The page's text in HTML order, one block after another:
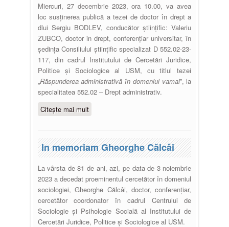
Miercuri, 27 decembrie 2023, ora 10.00, va avea
loc susţinerea publică a tezei de doctor în drept a
dlui Sergiu BODLEV, conducător ştiinţific: Valeriu
ZUBCO, doctor in drept, conferențiar universitar, în
şedinţa Consiliului ştiinţific specializat D 552.02-23-
117, din cadrul Institutului de Cercetări Juridice,
Politice şi Sociologice al USM, cu titlul tezei
„Răspunderea administrativă în domeniul vamal”, la
specialitatea 552.02 – Drept administrativ.
Citește mai multdespre Susţinerea tezei de doctor
In memoriam Gheorghe Călcâi
La vârsta de 81 de ani, azi, pe data de 3 noiembrie
2023 a decedat proeminentul cercetător în domeniul
sociologiei, Gheorghe Călcâi, doctor, conferențiar,
cercetător coordonator în cadrul Centrului de
Sociologie și Psihologie Socială al Institutului de
Cercetări Juridice, Politice și Sociologice al USM.